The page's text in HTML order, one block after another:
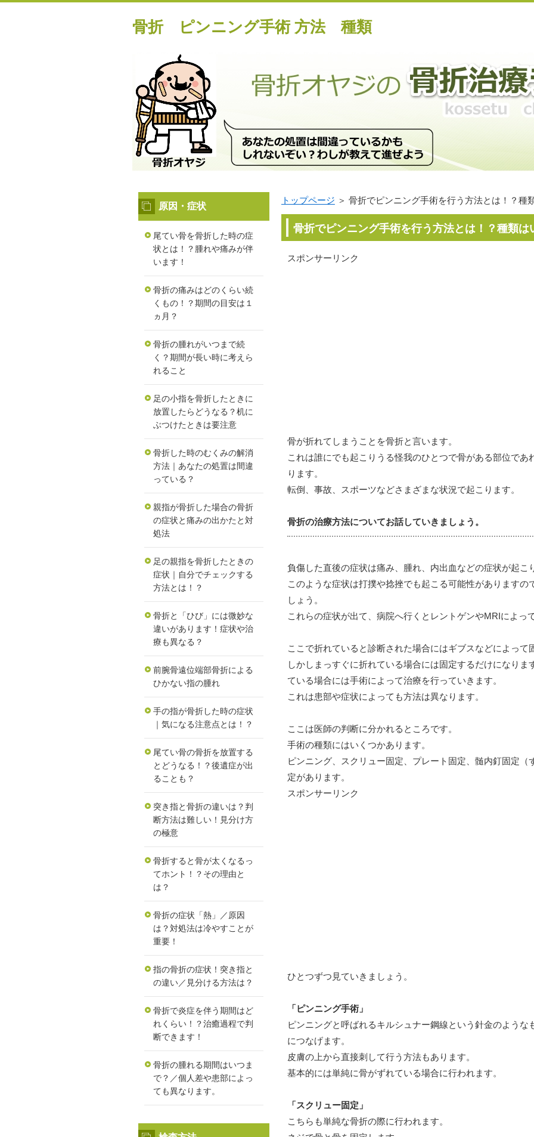
骨折 ピンニング手術 方法 種類
トップページ ＞ 骨折でピンニング手術を行う方法とは！？種
骨折でピンニング手術を行う方法とは！？種類は
スポンサーリンク
骨が折れてしまうことを骨折と言います。
これは誰にでも起こりうる怪我のひとつで骨がある部位であ
ります。
転倒、事故、スポーツなどさまざまな状況で起こります。
骨折の治療方法についてお話していきましょう。
負傷した直後の症状は痛み、腫れ、内出血などの症状が起こ
このような症状は打撲や捻挫でも起こる可能性がありますの
しょう。
これらの症状が出て、病院へ行くとレントゲンやMRIによっ
ここで折れていると診断された場合にはギブスなどによって
しかしまっすぐに折れている場合には固定するだけになりま
ている場合には手術によって治療を行っていきます。
これは患部や症状によっても方法は異なります。
ここは医師の判断に分かれるところです。
手術の種類にはいくつかあります。
ピンニング、スクリュー固定、プレート固定、髄内釘固定（
定があります。
スポンサーリンク
ひとつずつ見ていきましょう。
「ピンニング手術」
ピンニングと呼ばれるキルシュナー鋼線という針金のような
につなげます。
皮膚の上から直接刺して行う方法もあります。
基本的には単純に骨がずれている場合に行われます。
「スクリュー固定」
こちらも単純な骨折の際に行われます。
原因・症状
尾てい骨を骨折した時の症
状とは！？腫れや痛みが伴
います！
骨折の痛みはどのくらい続
くもの！？期間の目安は１
ヵ月？
骨折の腫れがいつまで続
く？期間が長い時に考えら
れること
足の小指を骨折したときに
放置したらどうなる？机に
ぶつけたときは要注意
骨折した時のむくみの解消
方法｜あなたの処置は間違
っている？
親指が骨折した場合の骨折
の症状と痛みの出かたと対
処法
足の親指を骨折したときの
症状｜自分でチェックする
方法とは！？
骨折と「ひび」には微妙な
違いがあります！症状や治
療も異なる？
前腕骨遠位端部骨折による
ひかない指の腫れ
手の指が骨折した時の症状
｜気になる注意点とは！？
尾てい骨の骨折を放置する
とどうなる！？後遺症が出
ることも？
突き指と骨折の違いは？判
断方法は難しい！見分け方
の極意
骨折すると骨が太くなるっ
てホント！？その理由と
は？
骨折の症状「熱」／原因
は？対処法は冷やすことが
重要！
指の骨折の症状！突き指と
の違い／見分ける方法は？
骨折で炎症を伴う期間はど
れくらい！？治癒過程で判
断できます！
骨折の腫れる期間はいつま
で？／個人差や患部によっ
ても異なります。